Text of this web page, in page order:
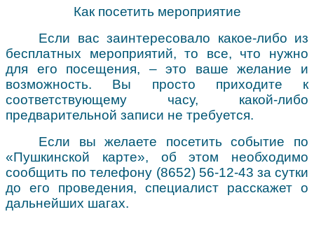
Как посетить мероприятие
Если вас заинтересовало какое-либо из
бесплатных мероприятий, то все, что нужно
для его посещения, – это ваше желание и
возможность. Вы просто приходите к
соответствующему часу, какой-либо
предварительной записи не требуется.
Если вы желаете посетить событие по
«Пушкинской карте», об этом необходимо
сообщить по телефону (8652) 56-12-43 за сутки
до его проведения, специалист расскажет о
дальнейших шагах.